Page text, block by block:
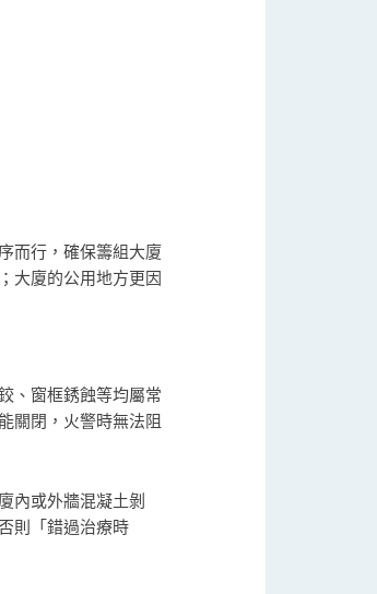
而行，確保籌組大廈
大廈的公用地方更因
、窗框銹蝕等均屬常
關閉，火警時無法阻
內或外牆混凝土剝
則「錯過治療時